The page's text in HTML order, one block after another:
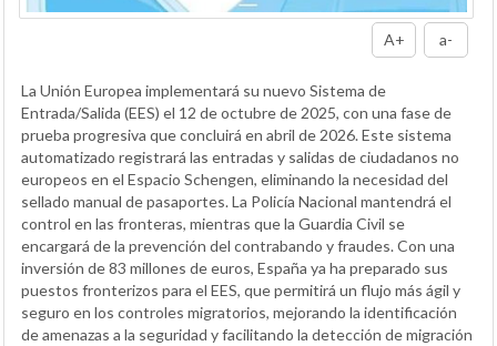
A+ a-
La Unión Europea implementará su nuevo Sistema de
Entrada/Salida (EES) el 12 de octubre de 2025, con una fase de
prueba progresiva que concluirá en abril de 2026. Este sistema
automatizado registrará las entradas y salidas de ciudadanos no
europeos en el Espacio Schengen, eliminando la necesidad del
sellado manual de pasaportes. La Policía Nacional mantendrá el
control en las fronteras, mientras que la Guardia Civil se
encargará de la prevención del contrabando y fraudes. Con una
inversión de 83 millones de euros, España ya ha preparado sus
puestos fronterizos para el EES, que permitirá un flujo más ágil y
seguro en los controles migratorios, mejorando la identificación
de amenazas a la seguridad y facilitando la detección de migración